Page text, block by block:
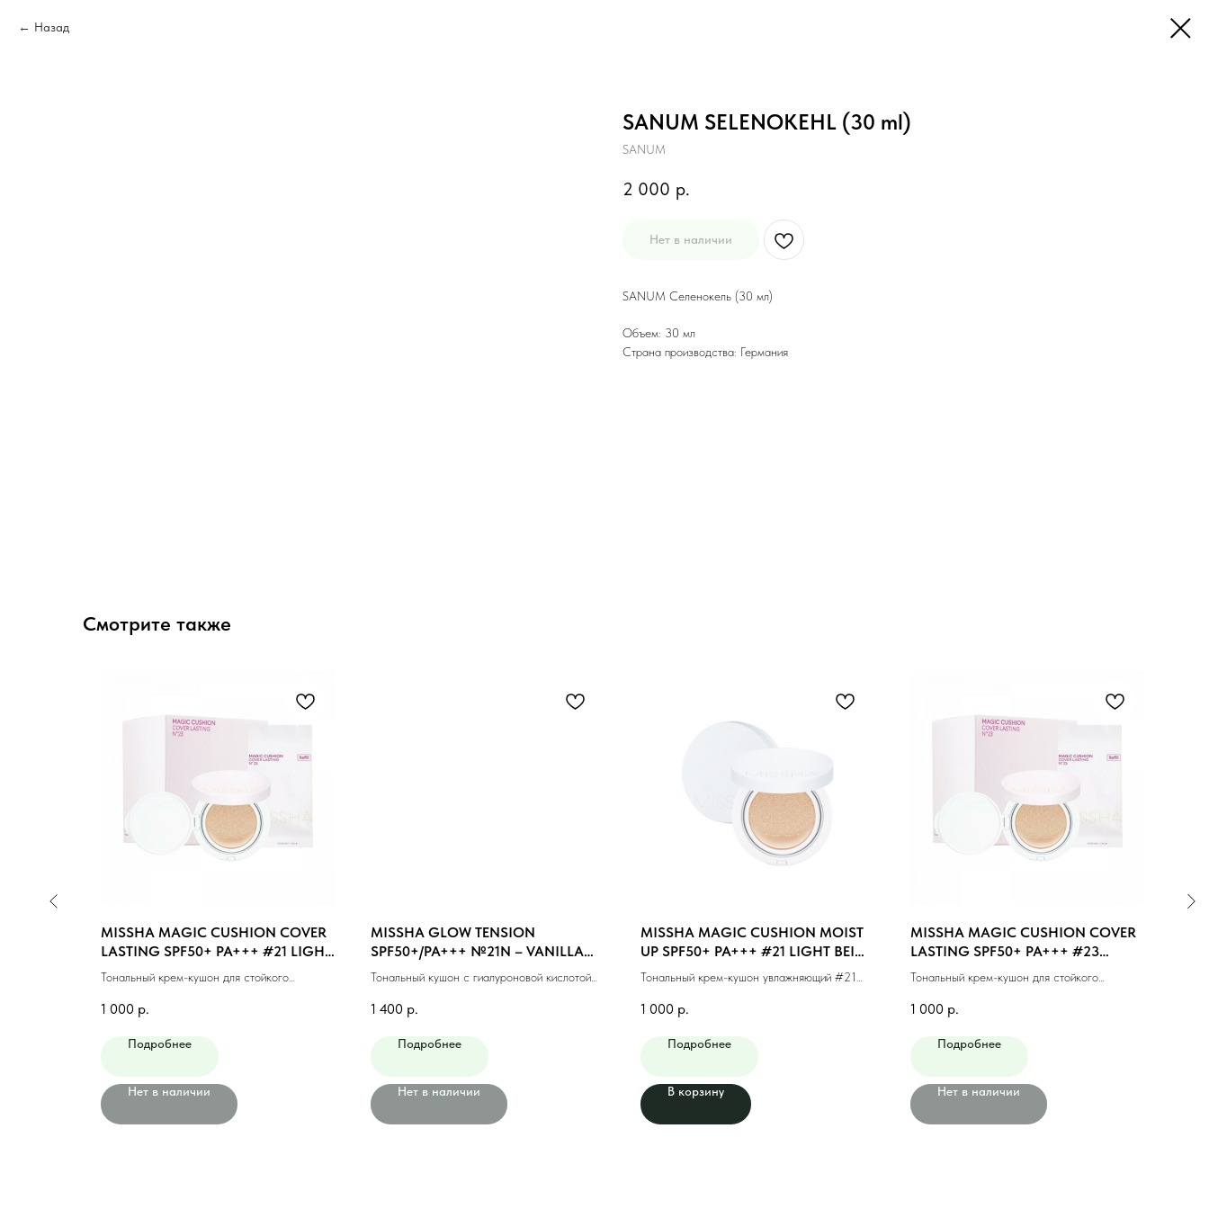
Назад
SANUM SELENOKEHL (30 ml)
SANUM
2 000 р.
Нет в наличии
SANUM Селенокель (30 мл)
Объем: 30 мл
Страна производства: Германия
Смотрите также
MISSHA MAGIC CUSHION COVER
LASTING SPF50+ PA+++ #21 LIGHT
BEIGE (15ml)
Тональный крем-кушон для стойкого
1 000 р.
Подробнее
Нет в наличии
MISSHA GLOW TENSION
SPF50+/PA+++ №21N – VANILLA
(NEUTRAL) (15gr)
Тональный кушон с гиалуроновой кислотой
1 400 р.
Подробнее
Нет в наличии
MISSHA MAGIC CUSHION MOIST
UP SPF50+ PA+++ #21 LIGHT BEIGE
(15g)
Тональный крем-кушон увлажняющий #21
1 000 р.
Подробнее
В корзину
MISSHA MAGIC CUSHION COVER
LASTING SPF50+ PA+++ #23
MEDIUM BEIGE (15ml)
Тональный крем-кушон для стойкого
1 000 р.
Подробнее
Нет в наличии